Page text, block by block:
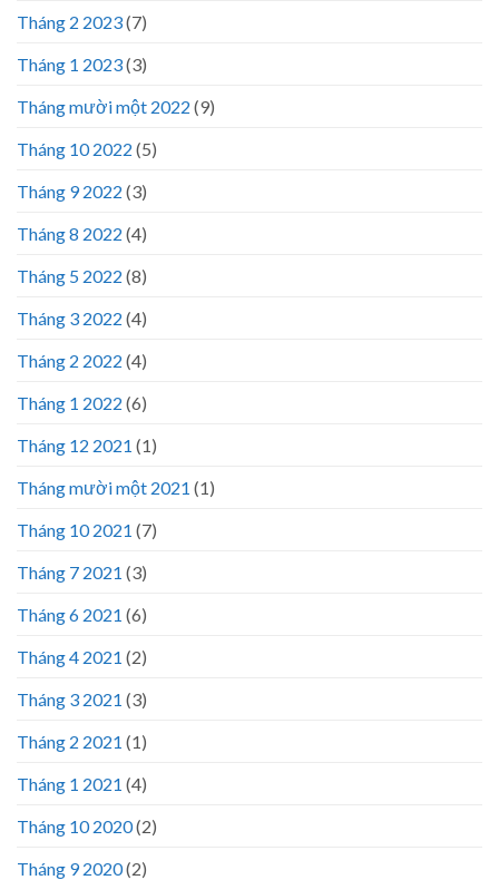
Tháng 2 2023(7)
Tháng 1 2023(3)
Tháng mười một 2022 (9)
Tháng 10 2022 (5)
Tháng 9 2022 (3)
Tháng 8 2022 (4)
Tháng 5 2022 (8)
Tháng 3 2022 (4)
Tháng 2 2022 (4)
Tháng 1 2022 (6)
Tháng 12 2021 (1)
Tháng mười một 2021 (1)
Tháng 10 2021 (7)
Tháng 7 2021 (3)
Tháng 6 2021 (6)
Tháng 4 2021 (2)
Tháng 3 2021 (3)
Tháng 2 2021 (1)
Tháng 1 2021 (4)
Tháng 10 2020(2)
Tháng 9 2020(2)